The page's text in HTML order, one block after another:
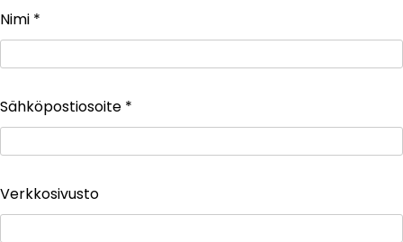
Nimi *
Sähköpostiosoite *
Verkkosivusto